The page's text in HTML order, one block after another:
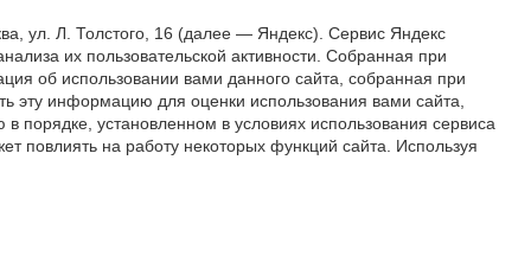
книги
ул. Л. Толстого, 16 (далее — Яндекс). Сервис Яндекс
их пользовательской активности. Собранная при
об использовании вами данного сайта, собранная при
эту информацию для оценки использования вами сайта,
порядке, установленном в условиях использования сервиса
повлиять на работу некоторых функций сайта. Используя